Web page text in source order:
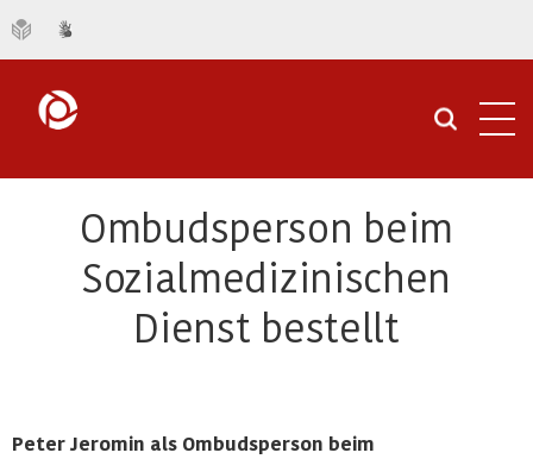
Ombudsperson beim
Sozialmedizinischen
Dienst bestellt
Peter Jeromin als Ombudsperson beim